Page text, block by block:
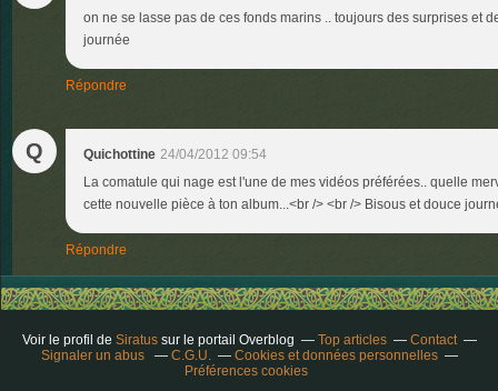
on ne se lasse pas de ces fonds marins .. toujours des surprises et
journée
Répondre
Q Quichottine 24/04/2012 09:54
La comatule qui nage est l'une de mes vidéos préférées.. quelle
cette nouvelle pièce à ton album...<br /> <br /> Bisous et douce
Répondre
Voir le profil de Siratussur le portail Overblog Top articles
Contact
Signaler un abus
C.G.U.
Cookies et données personnelles
Préférences cookies